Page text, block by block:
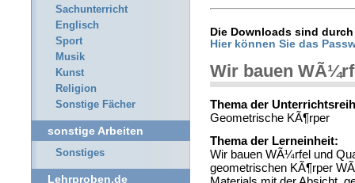
Die Downloads sind
Hier können Sie das
Wir bauen
Thema der
Geometrische KÃ¶rper
Thema der Lerneinheit:
Wir bauen WÃ¼rfel und
geometrischen KÃ¶rper
Sachunterricht
Englisch
Sport
Musik
Kunst
Religion
Sonstige Fächer
sonstige Arbeiten
Sonstiges
Lehrproben.de